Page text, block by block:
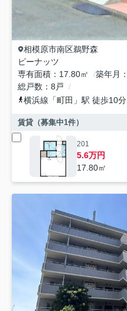
相模原市南区鵜野森
ピーナッツ
専有面積
17.80㎡ 築年月
総戸数
8戸
横浜線 「町田 」駅 徒歩10分
賃貸（募集中1件）
201
5.6万円
17.80㎡